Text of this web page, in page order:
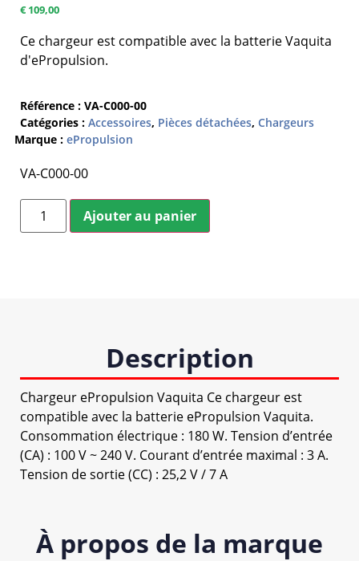
€109,00
Ce chargeur est compatible avec la batterie Vaquita
d'ePropulsion.
Référence : VA-C000-00
Catégories : Accessoires, Pièces détachées, Chargeurs
Marque : ePropulsion
VA-C000-00
Ajouter au panier
Description
À propos de la marque
Chargeur ePropulsion Vaquita Ce chargeur est
compatible avec la batterie ePropulsion Vaquita.
Consommation électrique : 180 W. Tension d’entrée
(CA) : 100 V ~ 240 V. Courant d’entrée maximal : 3 A.
Tension de sortie (CC) : 25,2 V / 7 A